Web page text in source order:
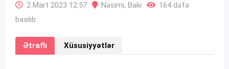
2 Mart 2023 12:57 Nəsimi, Bakı
164 dəfə
baxılıb
Ətraflı Xüsusiyyətlər